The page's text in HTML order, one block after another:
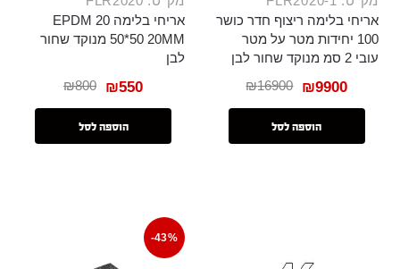
אריחי בלימה ריצוף חדר כושר
100 יחידות מטר על מטר
עובי 2 סמ מנוקד שחור לבן
₪16900 ₪9900
הוספה לסל
אריחי בלימה 20 EPDM
50*50 20MM מנוקד שחור
לבן
₪800 ₪550
הוספה לסל
-43%